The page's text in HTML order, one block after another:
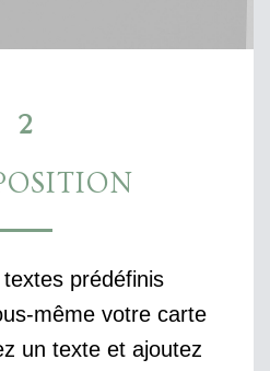
2
prédéfinis
même votre carte
un texte et ajoutez